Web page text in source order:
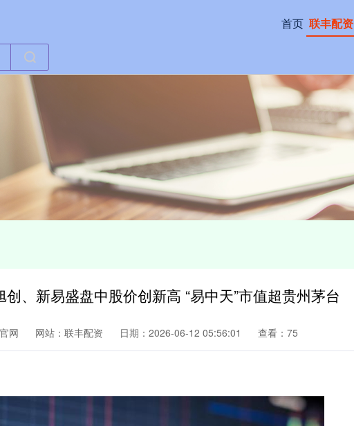
首页 联丰配资
、新易盛盘中股价创新高 “易中天”市值超贵州茅台
网 网站：联丰配资 日期：2026-06-12 05:56:01 查看：75